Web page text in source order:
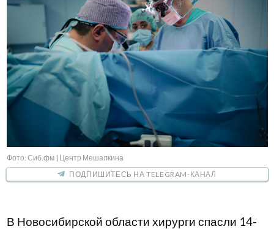
Фото: Сиб.фм | Центр Мешалкина
ПОДПИШИТЕСЬ НА TELEGRAM-КАНАЛ
В Новосибирской области хирурги спасли 14-